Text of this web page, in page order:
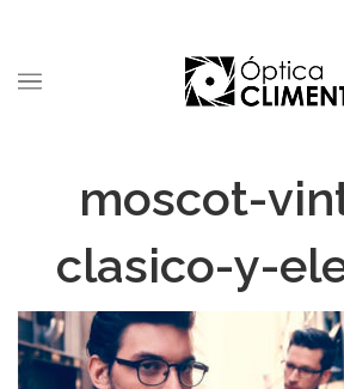
moscot-
clasico-y-